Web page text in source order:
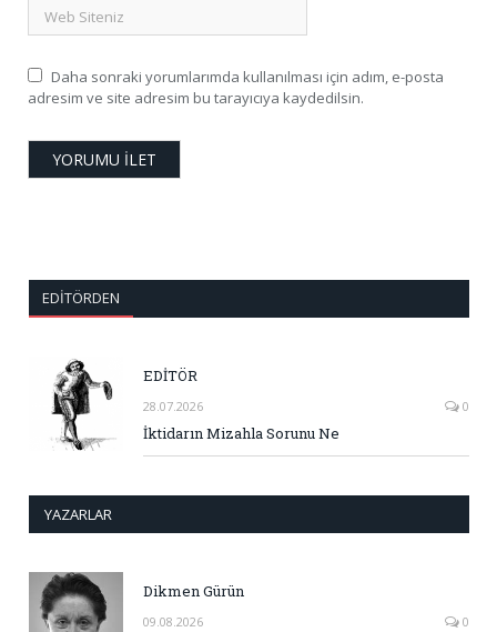
Daha sonraki yorumlarımda kullanılması için adım, e-posta
adresim ve site adresim bu tarayıcıya kaydedilsin.
EDITÖRDEN
EDİTÖR
28.07.2026 0
İktidarın Mizahla Sorunu Ne
YAZARLAR
Dikmen Gürün
09.08.2026 0